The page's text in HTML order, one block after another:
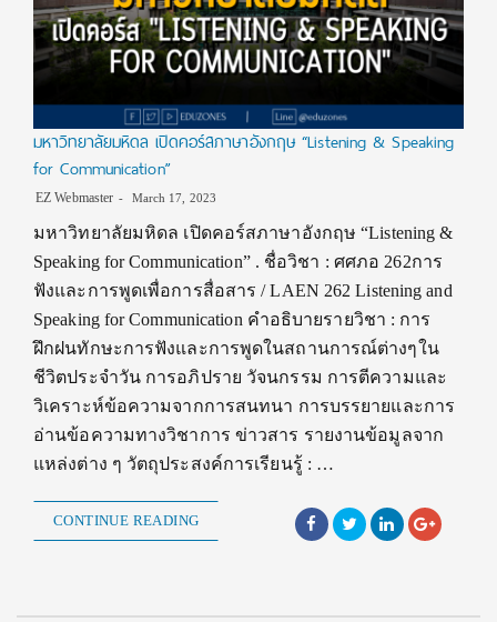
มหาวิทยาลัยมหิดล เปิดคอร์สภาษาอังกฤษ “Listening & Speaking
for Communication”
EZ Webmaster March 17, 2023
มหาวิทยาลัยมหิดล เปิดคอร์สภาษาอังกฤษ “Listening &
Speaking for Communication” . ชื่อวิชา : ศศภอ 262การ
ฟังและการพูดเพื่อการสื่อสาร / LAEN 262 Listening and
Speaking for Communication คำอธิบายรายวิชา : การ
ฝึกฝนทักษะการฟังและการพูดในสถานการณ์ต่างๆใน
ชีวิตประจำวัน การอภิปราย วัจนกรรม การตีความและ
วิเคราะห์ข้อความจากการสนทนา การบรรยายและการ
อ่านข้อความทางวิชาการ ข่าวสาร รายงานข้อมูลจาก
แหล่งต่าง ๆ วัตถุประสงค์การเรียนรู้ : …
CONTINUE READING